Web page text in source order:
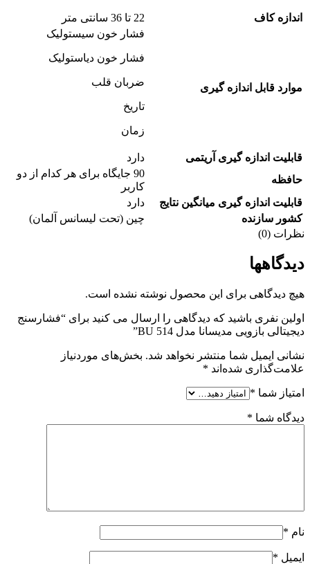
اندازه کاف 22 تا 36 سانتی متر
موارد قابل اندازه گیری
فشار خون سیستولیک
فشار خون دیاستولیک
ضربان قلب
تاریخ
زمان
قابلیت اندازه گیری آریتمی
دارد
حافظه
90 جایگاه برای هر کدام از دو
کاربر
قابلیت اندازه گیری میانگین نتایج
دارد
کشور سازنده
چین (تحت لیسانس آلمان)
نظرات (0)
دیدگاهها
هیچ دیدگاهی برای این محصول نوشته نشده است.
اولین نفری باشید که دیدگاهی را ارسال می کنید برای “فشارسنج
دیجیتالی بازویی مدیسانا مدل BU 514”
نشانی ایمیل شما منتشر نخواهد شد. بخش‌های موردنیاز
علامت‌گذاری شده‌اند *
امتیاز شما *
دیدگاه شما *
نام *
ایمیل *